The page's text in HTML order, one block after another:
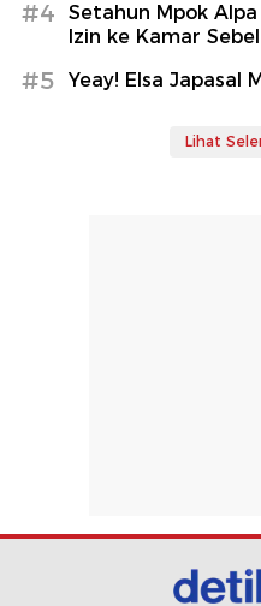
#4
Setahun Mpok
Izin ke Kamar
#5 Yeay! Elsa Japasal
Lihat